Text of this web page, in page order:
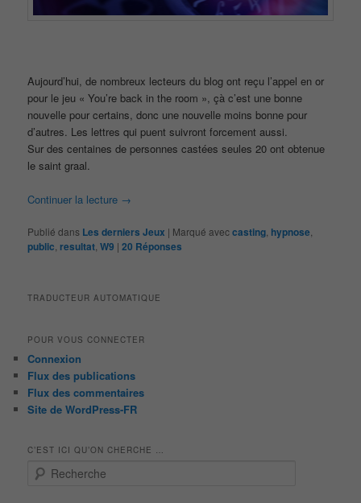
Aujourd’hui, de nombreux lecteurs du blog ont reçu l’appel en or
pour le jeu « You’re back in the room », çà c’est une bonne
nouvelle pour certains, donc une nouvelle moins bonne pour
d’autres. Les lettres qui puent suivront forcement aussi.
Sur des centaines de personnes castées seules 20 ont obtenue
le saint graal.
Continuer la lecture →
Publié dans Les derniers Jeux | Marqué aveccasting hypnose
public resultat ,W9 |20 Réponses
TRADUCTEUR AUTOMATIQUE
POUR VOUS CONNECTER
Connexion
Flux des publications
Flux des commentaires
Site de WordPress-FR
C’EST ICI QU’ON CHERCHE …